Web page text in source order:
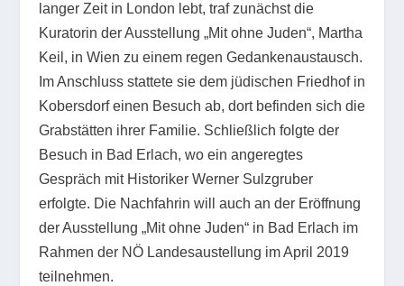
langer Zeit in London lebt, traf zunächst die
Kuratorin der Ausstellung „Mit ohne Juden“, Martha
Keil, in Wien zu einem regen Gedankenaustausch.
Im Anschluss stattete sie dem jüdischen Friedhof in
Kobersdorf einen Besuch ab, dort befinden sich die
Grabstätten ihrer Familie. Schließlich folgte der
Besuch in Bad Erlach, wo ein angeregtes
Gespräch mit Historiker Werner Sulzgruber
erfolgte. Die Nachfahrin will auch an der Eröffnung
der Ausstellung „Mit ohne Juden“ in Bad Erlach im
Rahmen der NÖ Landesaustellung im April 2019
teilnehmen.